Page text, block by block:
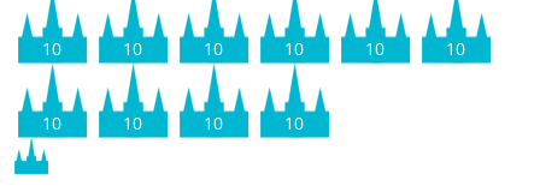
10 10 10 10 10 10
10 10 10 10